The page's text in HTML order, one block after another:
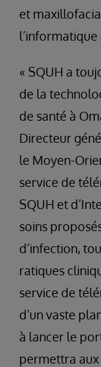
et
l’informatique
« SQUH a
de la
de santé à
Directeur
le Moyen-
service de
SQUH et
soins
d’infection,
ratiques
service de
d’un vaste
à lancer le
permettra aux